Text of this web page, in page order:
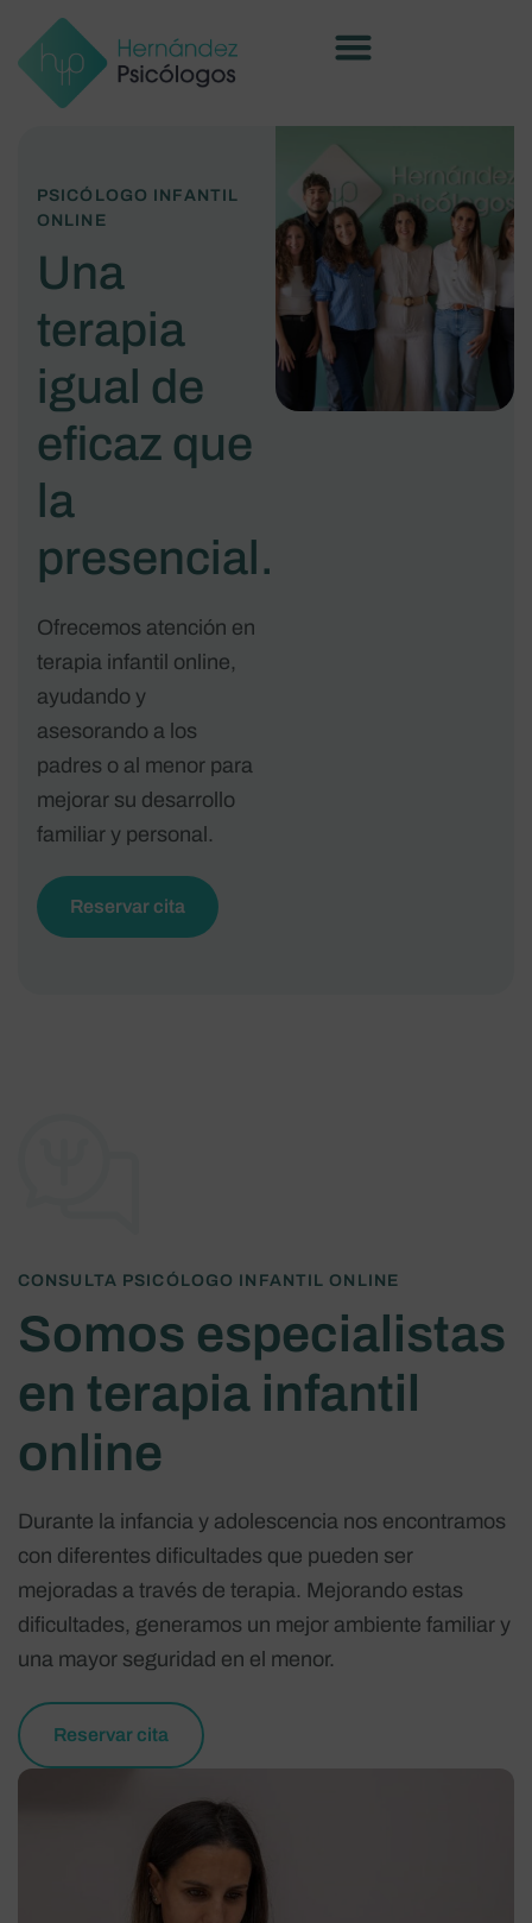
PSICÓLOGO INFANTIL
ONLINE
Una
terapia
igual de
eficaz que
la
presencial.
Ofrecemos atención en
terapia infantil online,
ayudando y
asesorando a los
padres o al menor para
mejorar su desarrollo
familiar y personal.
Reservar cita
CONSULTA PSICÓLOGO INFANTIL ONLINE
Somos especialistas
en terapia infantil
online
Durante la infancia y adolescencia nos encontramos
con diferentes dificultades que pueden ser
mejoradas a través de terapia. Mejorando estas
dificultades, generamos un mejor ambiente familiar y
una mayor seguridad en el menor.
Reservar cita